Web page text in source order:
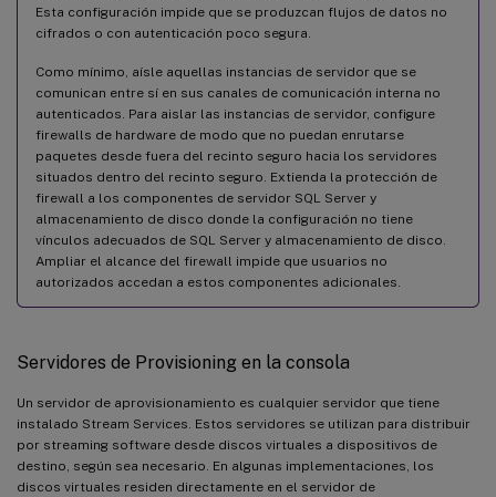
Esta configuración impide que se produzcan flujos de datos no
cifrados o con autenticación poco segura.
Como mínimo, aísle aquellas instancias de servidor que se
comunican entre sí en sus canales de comunicación interna no
autenticados. Para aislar las instancias de servidor, configure
firewalls de hardware de modo que no puedan enrutarse
paquetes desde fuera del recinto seguro hacia los servidores
situados dentro del recinto seguro. Extienda la protección de
firewall a los componentes de servidor SQL Server y
almacenamiento de disco donde la configuración no tiene
vínculos adecuados de SQL Server y almacenamiento de disco.
Ampliar el alcance del firewall impide que usuarios no
autorizados accedan a estos componentes adicionales.
Servidores de Provisioning en la consola
Un servidor de aprovisionamiento es cualquier servidor que tiene
instalado Stream Services. Estos servidores se utilizan para distribuir
por streaming software desde discos virtuales a dispositivos de
destino, según sea necesario. En algunas implementaciones, los
discos virtuales residen directamente en el servidor de